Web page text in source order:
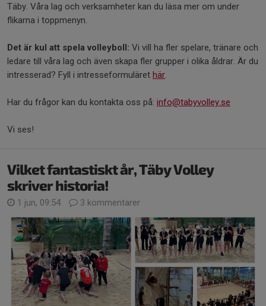
Täby. Våra lag och verksamheter kan du läsa mer om under
flikarna i toppmenyn.
Det är kul att spela volleyboll: Vi vill ha fler spelare, tränare och
ledare till våra lag och även skapa fler grupper i olika åldrar. Är du
intresserad? Fyll i intresseformuläret här.
Har du frågor kan du kontakta oss på: info@tabyvolley.se
Vi ses!
Vilket fantastiskt år, Täby Volley
skriver historia!
1 jun, 09:54 3 kommentarer